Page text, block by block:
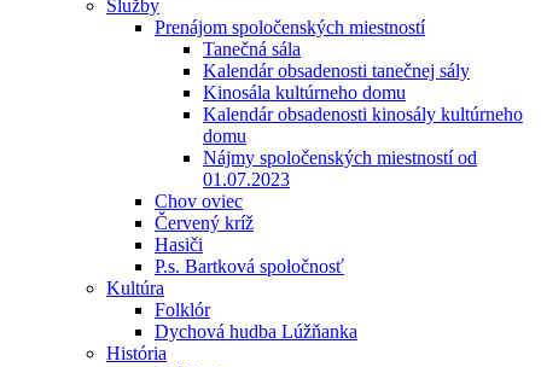
Služby
Prenájom spoločenských miestností
Tanečná sála
Kalendár obsadenosti tanečnej sály
Kinosála kultúrneho domu
Kalendár obsadenosti kinosály kultúrneho
domu
Nájmy spoločenských miestností od
01.07.2023
Chov oviec
Červený kríž
Hasiči
P.s. Bartková spoločnosť
Kultúra
Folklór
Dychová hudba Lúžňanka
História